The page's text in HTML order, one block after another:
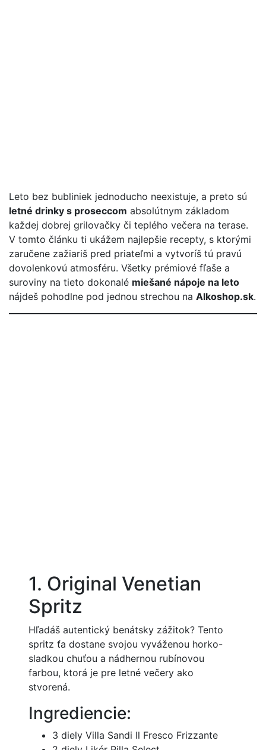
Leto bez bubliniek jednoducho neexistuje, a preto sú
letné drinky s proseccom absolútnym základom
každej dobrej grilovačky či teplého večera na terase.
V tomto článku ti ukážem najlepšie recepty, s ktorými
zaručene zažiariš pred priateľmi a vytvoríš tú pravú
dovolenkovú atmosféru. Všetky prémiové fľaše a
suroviny na tieto dokonalé miešané nápoje na leto
nájdeš pohodlne pod jednou strechou na Alkoshop.sk.
1. Original Venetian
Spritz
Hľadáš autentický benátsky zážitok? Tento
spritz ťa dostane svojou vyváženou horko-
sladkou chuťou a nádhernou rubínovou
farbou, ktorá je pre letné večery ako
stvorená.
Ingrediencie:
3 diely Villa Sandi Il Fresco Frizzante